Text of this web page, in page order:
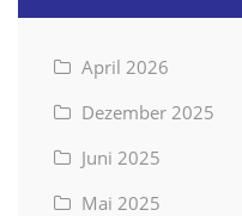
April 2026
Dezember 2025
Juni 2025
Mai 2025